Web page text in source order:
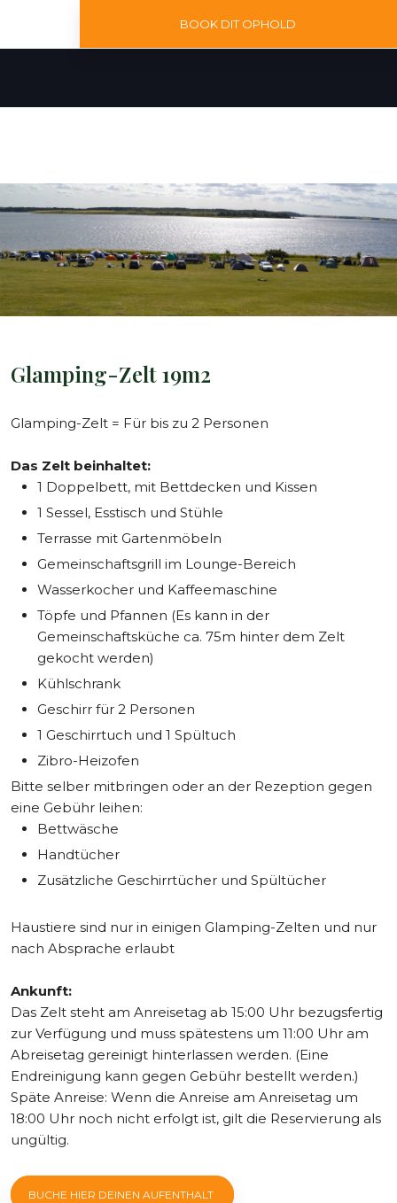
BOOK DIT OPHOLD
Glamping-Zelt 19m2
Glamping-Zelt = Für bis zu 2 Personen
Das Zelt beinhaltet:
1 Doppelbett, mit Bettdecken und Kissen
1 Sessel, Esstisch und Stühle
Terrasse mit Gartenmöbeln
Gemeinschaftsgrill im Lounge-Bereich
Wasserkocher und Kaffeemaschine
Töpfe und Pfannen (Es kann in der
Gemeinschaftsküche ca. 75m hinter dem Zelt
gekocht werden)
Kühlschrank
Geschirr für 2 Personen
1 Geschirrtuch und 1 Spültuch
Zibro-Heizofen
Bitte selber mitbringen oder an der Rezeption gegen
eine Gebühr leihen:
Bettwäsche
Handtücher
Zusätzliche Geschirrtücher und Spültücher
Haustiere sind nur in einigen Glamping-Zelten und nur
nach Absprache erlaubt
Ankunft:
Das Zelt steht am Anreisetag ab 15:00 Uhr bezugsfertig
zur Verfügung und muss spätestens um 11:00 Uhr am
Abreisetag gereinigt hinterlassen werden. (Eine
Endreinigung kann gegen Gebühr bestellt werden.)
Späte Anreise: Wenn die Anreise am Anreisetag um
18:00 Uhr noch nicht erfolgt ist, gilt die Reservierung als
ungültig.
BUCHE HIER DEINEN AUFENTHALT ​